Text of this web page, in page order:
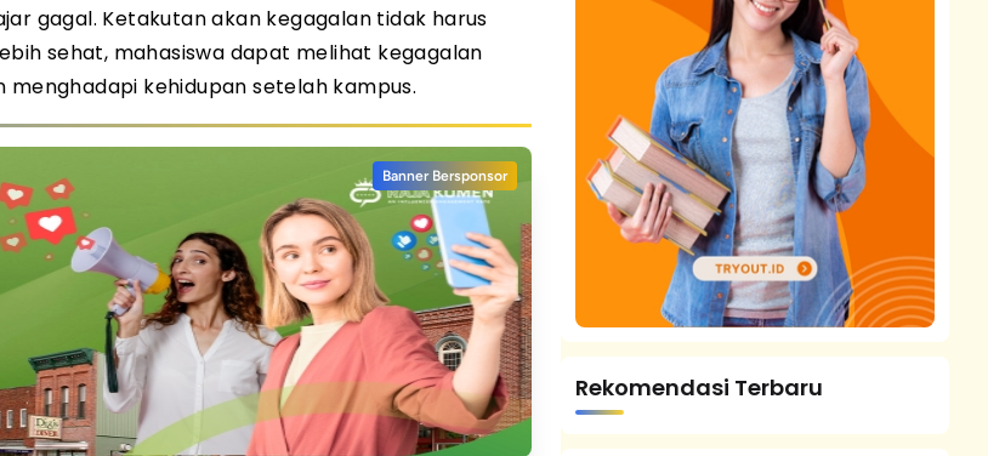
gagal. Ketakutan akan kegagalan tidak harus
sehat, mahasiswa dapat melihat kegagalan
kehidupan setelah kampus.
Banner Bersponsor
Rekomendasi Terbaru